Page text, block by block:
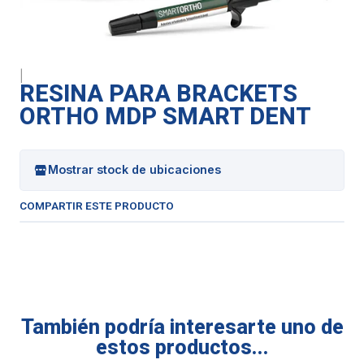
RESINA PARA BRACKETS
ORTHO MDP SMART DENT
Mostrar stock de ubicaciones
COMPARTIR ESTE PRODUCTO
También podría interesarte uno de
estos productos...